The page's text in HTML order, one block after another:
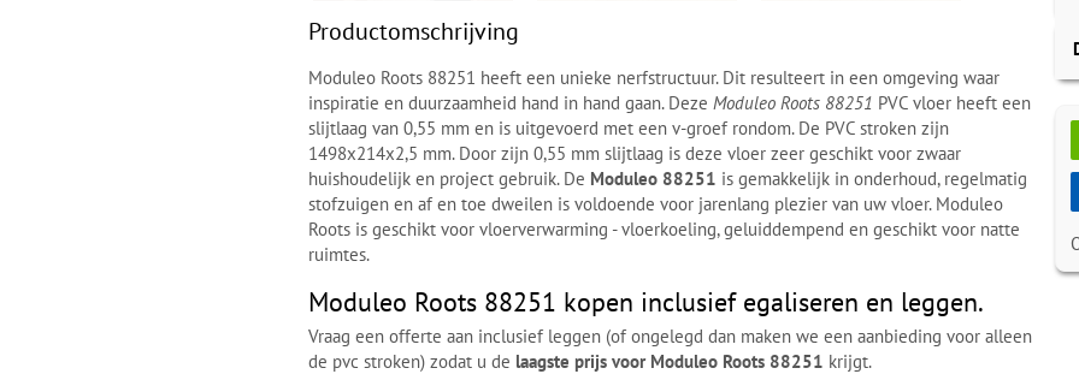
Productomschrijving
Moduleo Roots 88251 heeft een unieke nerfstructuur. Dit resulteert in een omgeving waar
inspiratie en duurzaamheid hand in hand gaan. DezeModuleo Roots 88251 PVC vloer heeft een
slijtlaag van 0,55 mm en is uitgevoerd met een v-groef rondom. De PVC stroken zijn
1498x214x2,5 mm. Door zijn 0,55 mm slijtlaag is deze vloer zeer geschikt voor zwaar
huishoudelijk en project gebruik. De Moduleo 88251 is gemakkelijk in onderhoud, regelmatig
stofzuigen en af en toe dweilen is voldoende voor jarenlang plezier van uw vloer. Moduleo
Roots is geschikt voor vloerverwarming - vloerkoeling, geluiddempend en geschikt voor natte
ruimtes.
Moduleo Roots 88251 kopen inclusief egaliseren en leggen.
Vraag een offerte aan inclusief leggen (of ongelegd dan maken we een aanbieding voor alleen
de pvc stroken) zodat u de laagste prijs voor Moduleo Roots 88251 krijgt.